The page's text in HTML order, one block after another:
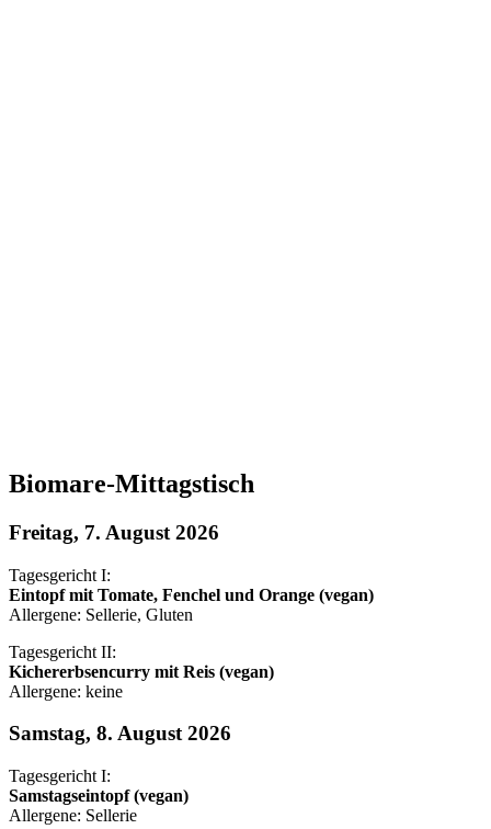
Biomare-Mittagstisch
Freitag, 7. August 2026
Tagesgericht I:
Eintopf mit Tomate, Fenchel und Orange (vegan)
Allergene: Sellerie, Gluten
Tagesgericht II:
Kichererbsencurry mit Reis (vegan)
Allergene: keine
Samstag, 8. August 2026
Tagesgericht I:
Samstagseintopf (vegan)
Allergene: Sellerie